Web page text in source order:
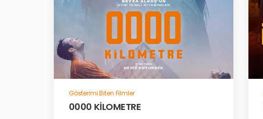
Gösterimi Biten Filmler
0000 KİLOMETRE